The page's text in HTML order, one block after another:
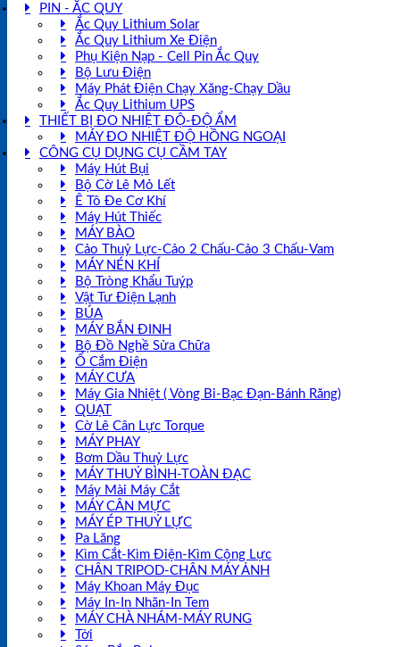
PIN - ẮC QUY
Ắc Quy Lithium Solar
Ắc Quy Lithium Xe Điện
Phụ Kiện Nạp - Cell Pin Ắc Quy
Bộ Lưu Điện
Máy Phát Điện Chạy Xăng-Chạy Dầu
Ắc Quy Lithium UPS
THIẾT BỊ ĐO NHIỆT ĐỘ-ĐỘ ẨM
MÁY ĐO NHIỆT ĐỘ HỒNG NGOẠI
CÔNG CỤ DỤNG CỤ CẦM TAY
Máy Hút Bụi
Bộ Cờ Lê Mỏ Lết
Ê Tô Đe Cơ Khí
Máy Hút Thiếc
MÁY BÀO
Cảo Thuỷ Lực-Cảo 2 Chấu-Cảo 3 Chấu-Vam
MÁY NÉN KHÍ
Bộ Tròng Khẩu Tuýp
Vật Tư Điện Lạnh
BÚA
MÁY BẮN ĐINH
Bộ Đồ Nghề Sửa Chữa
Ổ Cắm Điện
MÁY CƯA
Máy Gia Nhiệt ( Vòng Bi-Bạc Đạn-Bánh Răng)
QUẠT
Cờ Lê Cân Lực Torque
MÁY PHAY
Bơm Dầu Thuỷ Lực
MÁY THUỶ BÌNH-TOÀN ĐẠC
Máy Mài Máy Cắt
MÁY CÂN MỰC
MÁY ÉP THUỶ LỰC
Pa Lăng
Kìm Cắt-Kìm Điện-Kìm Cộng Lực
CHÂN TRIPOD-CHÂN MÁY ẢNH
Máy Khoan Máy Đục
Máy In-In Nhãn-In Tem
MÁY CHÀ NHÁM-MÁY RUNG
Tời